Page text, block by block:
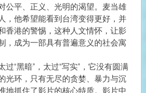
公平、正义、光明的渴望。麦当雄
，他希望能看到台湾变得更好，并
香港的警惕，这种人文情怀，让影
，成为一部具有普遍意义的社会寓
过“黑暗”，太过“写实”，它没有圆满
光环，只有无尽的贪婪、暴力与沉
地抓住了影片的核心特质。影片中